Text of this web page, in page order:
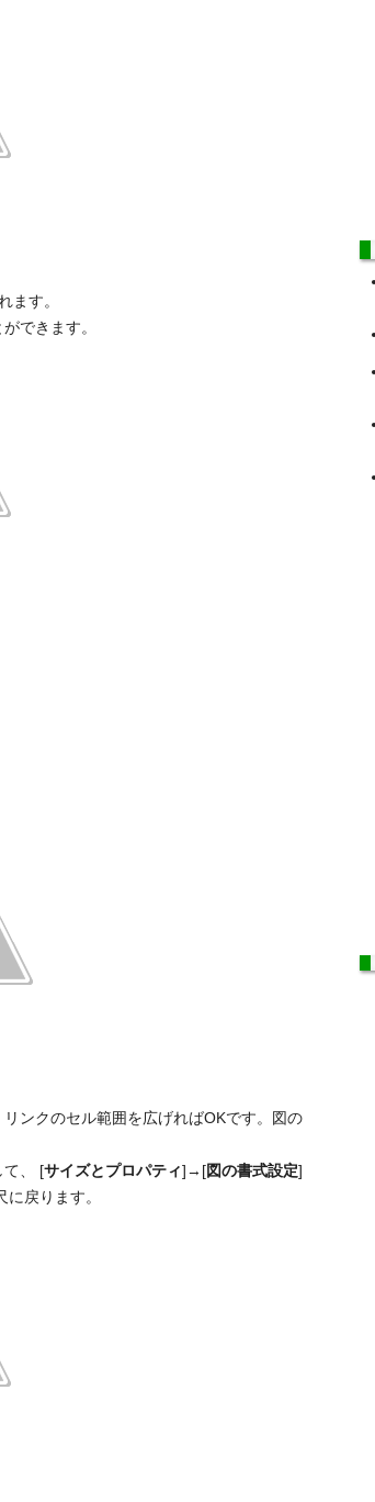
ます。
できます。
ンクのセル範囲を広げればOKです。図の
て、 [サイズとプロパティ]→[図の書式設定]
戻ります。